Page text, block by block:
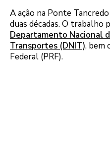
A ação na Ponte
duas décadas. O trabalho
Departamento Nacional
Transportes (DNIT), bem
Federal (PRF).